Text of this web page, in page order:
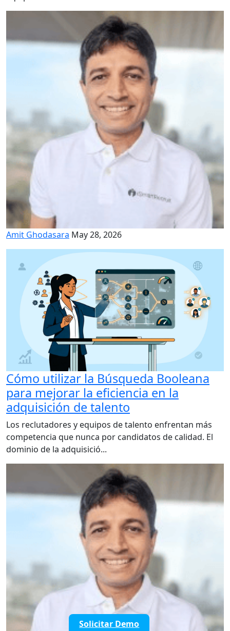
Amit Ghodasara May 28, 2026
Cómo utilizar la Búsqueda Booleana
para mejorar la eficiencia en la
adquisición de talento
Los reclutadores y equipos de talento enfrentan más
competencia que nunca por candidatos de calidad. El
dominio de la adquisició...
Solicitar Demo